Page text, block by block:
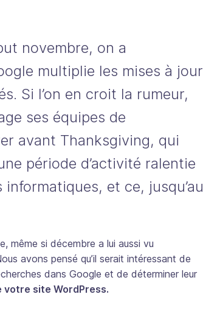
novembre, on a
multiplie les mises à jour
Si l’on en croit la rumeur,
ses équipes de
avant Thanksgiving, qui
période d’activité ralentie
et ce, jusqu’au
même si décembre a lui aussi vu
avons pensé qu’il serait intéressant de
dans Google et de déterminer leur
votre site WordPress.